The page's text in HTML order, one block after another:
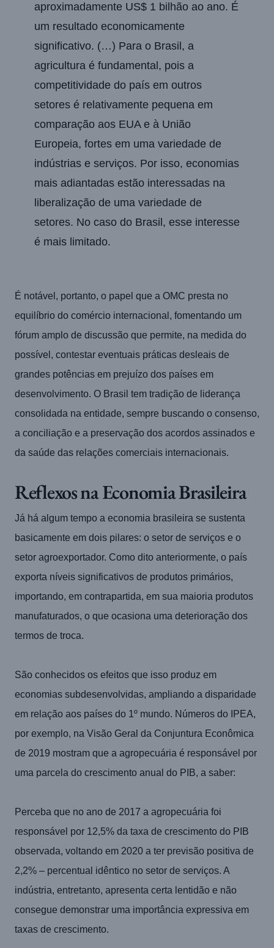
aproximadamente US$ 1 bilhão ao ano. É
um resultado economicamente
significativo. (…) Para o Brasil, a
agricultura é fundamental, pois a
competitividade do país em outros
setores é relativamente pequena em
comparação aos EUA e à União
Europeia, fortes em uma variedade de
indústrias e serviços. Por isso, economias
mais adiantadas estão interessadas na
liberalização de uma variedade de
setores. No caso do Brasil, esse interesse
é mais limitado.
É notável, portanto, o papel que a OMC presta no
equilíbrio do comércio internacional, fomentando um
fórum amplo de discussão que permite, na medida do
possível, contestar eventuais práticas desleais de
grandes potências em prejuízo dos países em
desenvolvimento. O Brasil tem tradição de liderança
consolidada na entidade, sempre buscando o consenso,
a conciliação e a preservação dos acordos assinados e
da saúde das relações comerciais internacionais.
Reflexos na Economia Brasileira
Já há algum tempo a economia brasileira se sustenta
basicamente em dois pilares: o setor de serviços e o
setor agroexportador. Como dito anteriormente, o país
exporta níveis significativos de produtos primários,
importando, em contrapartida, em sua maioria produtos
manufaturados, o que ocasiona uma deterioração dos
termos de troca.
São conhecidos os efeitos que isso produz em
economias subdesenvolvidas, ampliando a disparidade
em relação aos países do 1º mundo. Números do IPEA,
por exemplo, na Visão Geral da Conjuntura Econômica
de 2019 mostram que a agropecuária é responsável por
uma parcela do crescimento anual do PIB, a saber:
Perceba que no ano de 2017 a agropecuária foi
responsável por 12,5% da taxa de crescimento do PIB
observada, voltando em 2020 a ter previsão positiva de
2,2% – percentual idêntico no setor de serviços. A
indústria, entretanto, apresenta certa lentidão e não
consegue demonstrar uma importância expressiva em
taxas de crescimento.